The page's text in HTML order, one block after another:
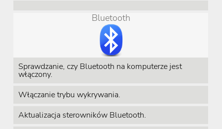
Bluetooth
Sprawdzanie, czy Bluetooth na komputerze jest
włączony.
Włączanie trybu wykrywania.
Aktualizacja sterowników Bluetooth.